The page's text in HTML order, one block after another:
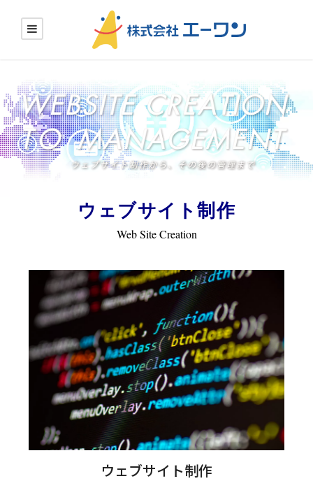
ウェブサイト制作
Web Site Creation
ウェブサイト制作